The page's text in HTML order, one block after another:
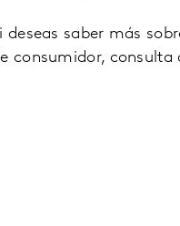
deseas saber más
consumidor, consulta